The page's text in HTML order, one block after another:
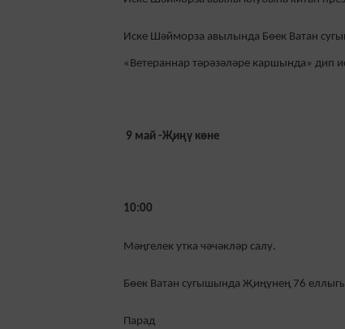
Иске Шәйморза авылында Бөек Ватан
«Ветераннар тәрәзәләре каршында» дип
9 май -Җиңү көне
10:00
Мәңгелек утка чәчәкләр салу.
Бөек Ватан сугышында Җиңүнең 76
Парад